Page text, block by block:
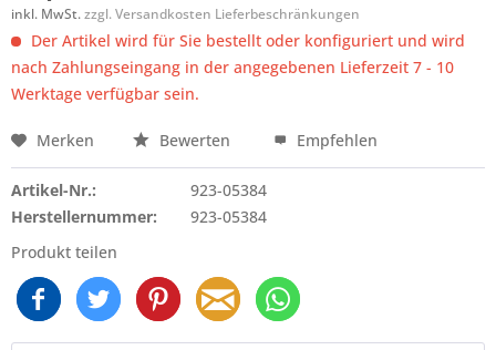
inkl. MwSt.zzgl. Versandkosten Lieferbeschränkungen
Der Artikel wird für Sie bestellt oder konfiguriert und wird
nach Zahlungseingang in der angegebenen Lieferzeit 7 - 10
Werktage verfügbar sein.
Merken Bewerten Empfehlen
Artikel-Nr.:
923-05384
Herstellernummer:
923-05384
Produkt teilen